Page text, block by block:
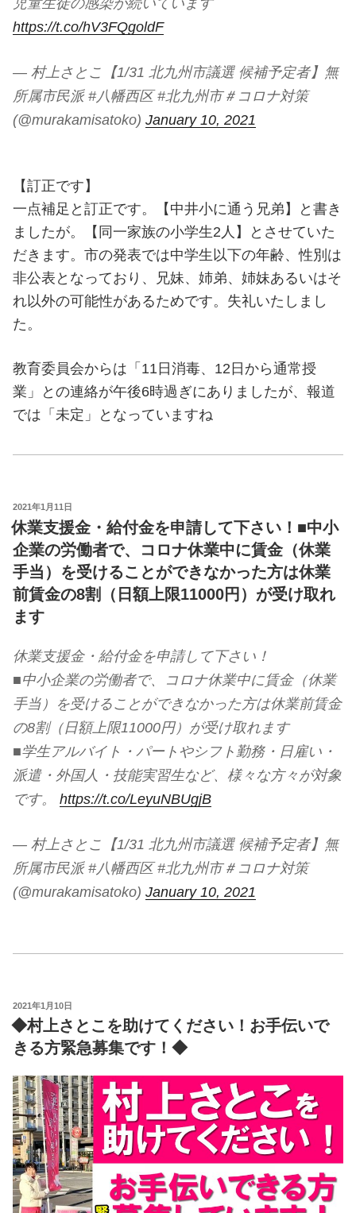
https://t.co/hV3FQgoldF
— 村上さとこ【1/31 北九州市議選 候補予定者】無
所属市民派 #八幡西区 #北九州市＃コロナ対策
(@murakamisatoko) January 10, 2021
【訂正です】
一点補足と訂正です。【中井小に通う兄弟】と書き
ましたが。【同一家族の小学生2人】とさせていた
だきます。市の発表では中学生以下の年齢、性別は
非公表となっており、兄妹、姉弟、姉妹あるいはそ
れ以外の可能性があるためです。失礼いたしまし
た。
教育委員会からは「11日消毒、12日から通常授
業」との連絡が午後6時過ぎにありましたが、報道
では「未定」となっていますね
投
稿
日:
2021年1月11日
休業支援金・給付金を申請して下さい！■中小
企業の労働者で、コロナ休業中に賃金（休業
手当）を受けることができなかった方は休業
前賃金の8割（日額上限11000円）が受け取れ
ます
休業支援金・給付金を申請して下さい！
■中小企業の労働者で、コロナ休業中に賃金（休業
手当）を受けることができなかった方は休業前賃金
の8割（日額上限11000円）が受け取れます
■学生アルバイト・パートやシフト勤務・日雇い・
派遣・外国人・技能実習生など、様々な方々が対象
です。 https://t.co/LeyuNBUgjB
— 村上さとこ【1/31 北九州市議選 候補予定者】無
所属市民派 #八幡西区 #北九州市＃コロナ対策
(@murakamisatoko) January 10, 2021
投
稿
日:
2021年1月10日
◆村上さとこを助けてください！お手伝いで
きる方緊急募集です！◆